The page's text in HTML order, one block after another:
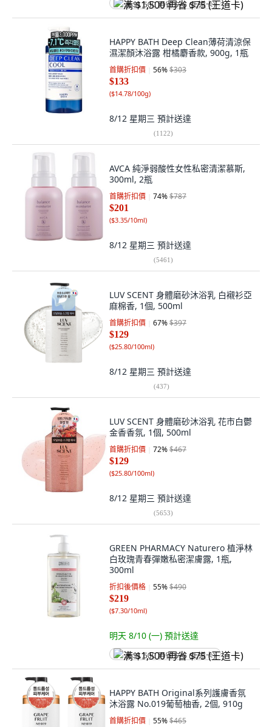
满 $1,500 再省 $75 (王道卡)
HAPPY BATH Deep Clean薄荷清涼保
濕潔顏沐浴露 柑橘麝香款, 900g, 1瓶
首購折扣價 56%$303
$133
($14.78/100g)
8/12 星期三 預計送達
(1122)
AVCA 純淨弱酸性女性私密清潔慕斯,
300ml, 2瓶
首購折扣價 74%$787
$201
($3.35/10ml)
8/12 星期三 預計送達
(5461)
LUV SCENT 身體磨砂沐浴乳 白襯衫亞
麻棉香, 1個, 500ml
首購折扣價 67%$397
$129
($25.80/100ml)
8/12 星期三 預計送達
(437)
LUV SCENT 身體磨砂沐浴乳 花市白鬱
金香香氛, 1個, 500ml
首購折扣價 72%$467
$129
($25.80/100ml)
8/12 星期三 預計送達
(5653)
GREEN PHARMACY Naturero 植淨林
白玫瑰青春彈嫩私密潔膚露, 1瓶,
300ml
折扣後價格 55%$490
$219
($7.30/10ml)
明天 8/10 (一) 預計送達
满 $1,500 再省 $75 (王道卡)
HAPPY BATH Original系列護膚香氛
沐浴露 No.019葡萄柚香, 2個, 910g
首購折扣價 55%$465